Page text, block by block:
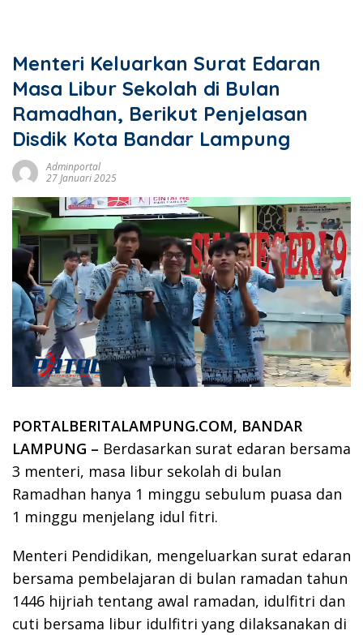
Menteri Keluarkan Surat Edaran
Masa Libur Sekolah di Bulan
Ramadhan, Berikut Penjelasan
Disdik Kota Bandar Lampung
Adminportal
27 Januari 2025
PORTALBERITALAMPUNG.COM, BANDAR
LAMPUNG – Berdasarkan surat edaran bersama
3 menteri, masa libur sekolah di bulan
Ramadhan hanya 1 minggu sebulum puasa dan
1 minggu menjelang idul fitri.
Menteri Pendidikan, mengeluarkan surat edaran
bersama pembelajaran di bulan ramadan tahun
1446 hijriah tentang awal ramadan, idulfitri dan
cuti bersama libur idulfitri yang dilaksanakan di